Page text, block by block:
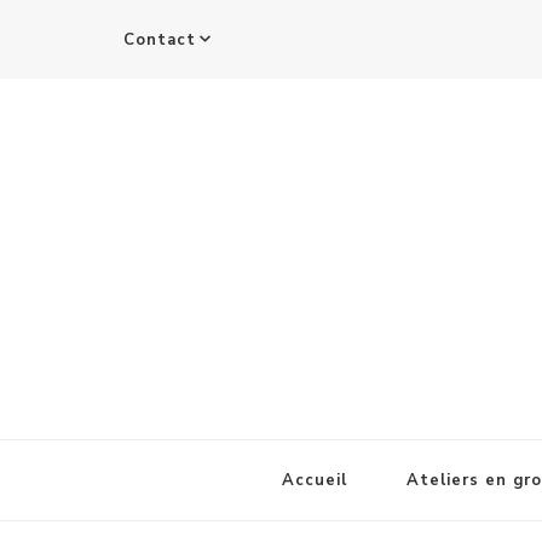
Contact
Accueil Ateliers en